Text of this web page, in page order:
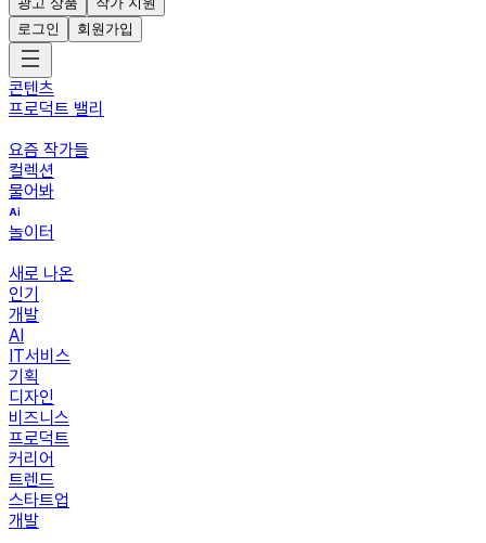
로그인
회원가입
콘텐츠
프로덕트 밸리
요즘 작가들
컬렉션
물어봐
놀이터
새로 나온
인기
개발
AI
IT서비스
기획
디자인
비즈니스
프로덕트
커리어
트렌드
스타트업
개발